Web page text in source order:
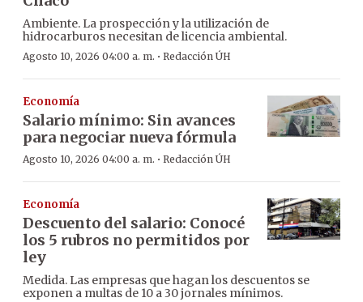
Ambiente. La prospección y la utilización de
hidrocarburos necesitan de licencia ambiental.
Agosto 10, 2026 04:00 a. m. · Redacción ÚH
Economía
Salario mínimo: Sin avances
para negociar nueva fórmula
Agosto 10, 2026 04:00 a. m. · Redacción ÚH
Economía
Descuento del salario: Conocé
los 5 rubros no permitidos por
ley
Medida. Las empresas que hagan los descuentos se
exponen a multas de 10 a 30 jornales mínimos.